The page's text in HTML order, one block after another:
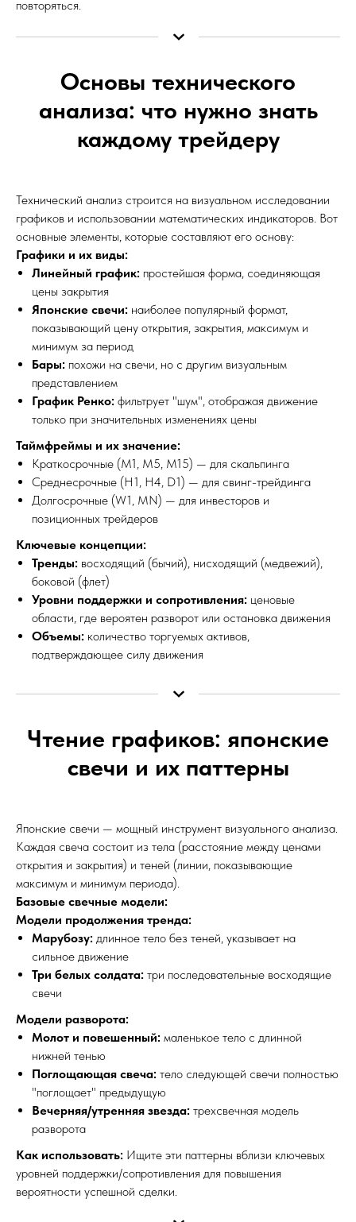
повторяться.
Основы технического
анализа: что нужно знать
каждому трейдеру
Технический анализ строится на визуальном исследовании
графиков и использовании математических индикаторов. Вот
основные элементы, которые составляют его основу:
Графики и их виды:
Линейный график: простейшая форма, соединяющая
цены закрытия
Японские свечи: наиболее популярный формат,
показывающий цену открытия, закрытия, максимум и
минимум за период
Бары: похожи на свечи, но с другим визуальным
представлением
График Ренко: фильтрует "шум", отображая движение
только при значительных изменениях цены
Таймфреймы и их значение:
Краткосрочные (M1, M5, M15) — для скальпинга
Среднесрочные (H1, H4, D1) — для свинг-трейдинга
Долгосрочные (W1, MN) — для инвесторов и
позиционных трейдеров
Ключевые концепции:
Тренды: восходящий (бычий), нисходящий (медвежий),
боковой (флет)
Уровни поддержки и сопротивления: ценовые
области, где вероятен разворот или остановка движения
Объемы: количество торгуемых активов,
подтверждающее силу движения
Чтение графиков: японские
свечи и их паттерны
Японские свечи — мощный инструмент визуального анализа.
Каждая свеча состоит из тела (расстояние между ценами
открытия и закрытия) и теней (линии, показывающие
максимум и минимум периода).
Базовые свечные модели:
Модели продолжения тренда:
Марубозу: длинное тело без теней, указывает на
сильное движение
Три белых солдата: три последовательные восходящие
свечи
Модели разворота:
Молот и повешенный: маленькое тело с длинной
нижней тенью
Поглощающая свеча: тело следующей свечи полностью
"поглощает" предыдущую
Вечерняя/утренняя звезда: трехсвечная модель
разворота
Как использовать: Ищите эти паттерны вблизи ключевых
уровней поддержки/сопротивления для повышения
вероятности успешной сделки.